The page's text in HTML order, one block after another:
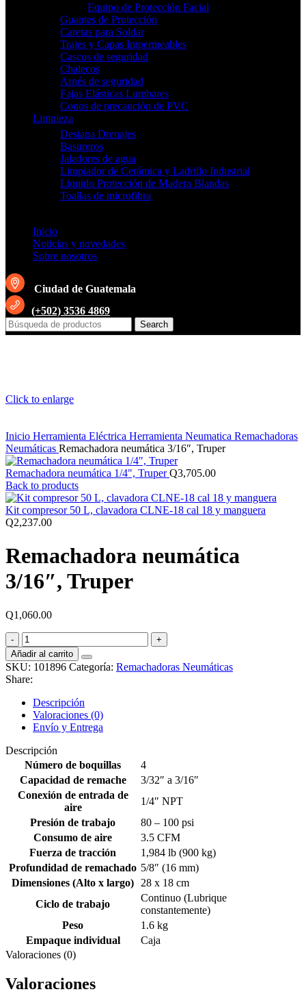
Equipo de Protección Facial
Guantes de Protección
Caretas para Soldar
Trajes y Capas Impermeables
Cascos de seguridad
Chalecos
Arnés de seguridad
Fajas Elásticas Lumbares
Conos de precaución de PVC
Limpieza
Destapa Drenajes
Basureros
Jaladores de agua
Limpiador de Cerámica y Ladrillo Industrial
Liquido Protección de Madera Blandas
Toallas de microfibra
Inicio
Noticias y novedades
Sobre nosotros
Ciudad de Guatemala
(+502) 3536 4869
Search
Click to enlarge
Inicio Herramienta Eléctrica Herramienta Neumatica Remachadoras
Neumáticas Remachadora neumática 3/16″, Truper
Remachadora neumática 1/4", TruperQ3,705.00
Back to products
Kit compresor 50 L, clavadora CLNE-18 cal 18 y manguera
Q2,237.00
Remachadora neumática
3/16″, Truper
Q1,060.00
Remachadora
neumática
3/16",
Truper
cantidad
Añadir al carrito
SKU: 101896 Categoría: Remachadoras Neumáticas
Share:
Descripción
Valoraciones (0)
Envío y Entrega
Descripción
Número de boquillas
4
Capacidad de remache
3/32″ a 3/16″
Conexión de entrada de
aire
1/4″ NPT
Presión de trabajo
80 – 100 psi
Consumo de aire
3.5 CFM
Fuerza de tracción
1,984 lb (900 kg)
Profundidad de remachado 5/8″ (16 mm)
Dimensiones (Alto x largo)
28 x 18 cm
Ciclo de trabajo
Continuo (Lubrique
constantemente)
Peso
1.6 kg
Empaque individual
Caja
Valoraciones (0)
Valoraciones